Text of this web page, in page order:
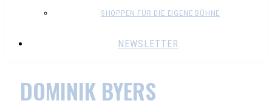
SHOPPEN FÜR DIE EIGENE BÜHNE
NEWSLETTER
DOMINIK BYERS